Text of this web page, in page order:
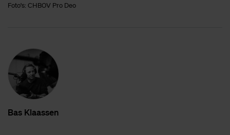
Foto's: CHBOV Pro Deo
Bas Klaas­sen